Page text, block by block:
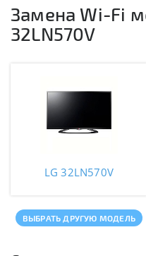
Замена Wi-Fi
32LN570V
LG 32LN570V
ВЫБРАТЬ ДРУГУЮ МОДЕЛЬ